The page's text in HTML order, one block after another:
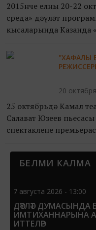
2015нче елның 20-22
среда» дәүләт
кысаларында Казанда
ВОИ «Мир, доступный
"ХАФАЛЫ
20
25 октябрьдә Камал
Салават Юзеев
спектакленең
театры сәхнә...
БЕЛМИ КАЛМА
7 августа 2026 - 13:00
ДӘҮЛӘТ ДУМАСЫНДА
ИМТИХАННАРЫНА
ИТТЕЛӘР